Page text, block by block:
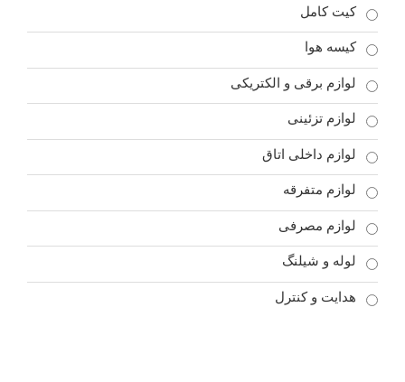
کیت کامل
کیسه هوا
لوازم برقی و الکتریکی
لوازم تزئینی
لوازم داخلی اتاق
لوازم متفرقه
لوازم مصرفی
لوله و شیلنگ
هدایت و کنترل